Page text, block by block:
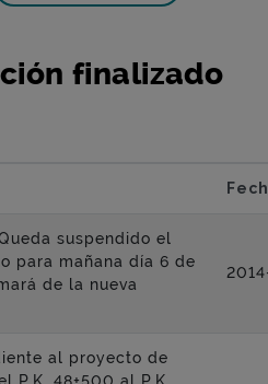
finalizado
suspendido el
para mañana día 6 de
de la nueva
al proyecto de